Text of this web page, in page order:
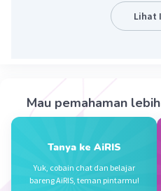
29 Desember 2023 11:13
Jawaban terverifikasi
Beri Rating·0.0
Lihat
Mau pemahaman
Tanya ke AiRIS
Yuk, cobain chat dan belajar
bareng AiRIS, teman pintarmu!